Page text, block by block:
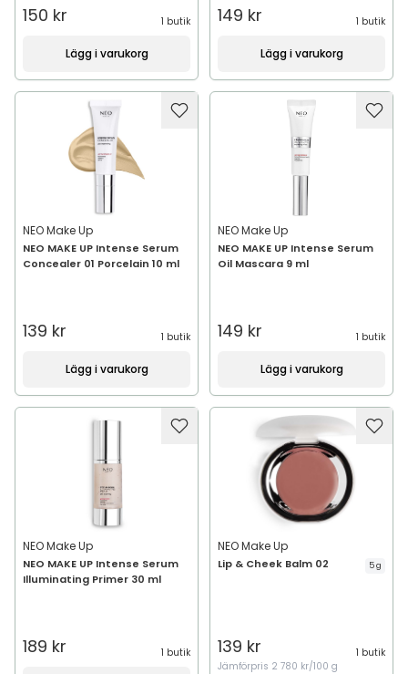
150 kr 1 butik
Lägg i varukorg
149 kr 1 butik
Lägg i varukorg
NEO Make Up
NEO MAKE UP Intense Serum
Concealer 01 Porcelain 10 ml
139 kr 1 butik
Lägg i varukorg
NEO Make Up
NEO MAKE UP Intense Serum
Oil Mascara 9 ml
149 kr 1 butik
Lägg i varukorg
NEO Make Up
NEO MAKE UP Intense Serum
Illuminating Primer 30 ml
189 kr 1 butik
NEO Make Up
Lip & Cheek Balm 02 5 g
139 kr
1 butik
Jämförpris 2 780 kr/100 g